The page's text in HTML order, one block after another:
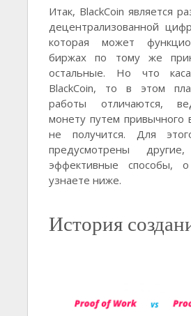
Итак, BlackCoin является
децентрализованной
которая может
биржах по тому же
остальные. Но что
BlackCoin, то в этом
работы отличаются,
монету путем привычного
не получится. Для
предусмотрены
эффективные способы,
узнаете ниже.
История